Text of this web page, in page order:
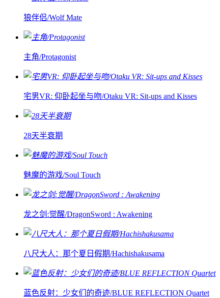
狼伴侣/Wolf Mate
主角/Protagonist
宅男VR: 仰卧起坐与吻/Otaku VR: Sit-ups and Kisses
28天半衰期
魅魔的游戏/Soul Touch
龙之剑:觉醒/DragonSword : Awakening
八尺大人：那个夏日假期/Hachishakusama
蓝色反射：少女们的奇迹/BLUE REFLECTION Quartet